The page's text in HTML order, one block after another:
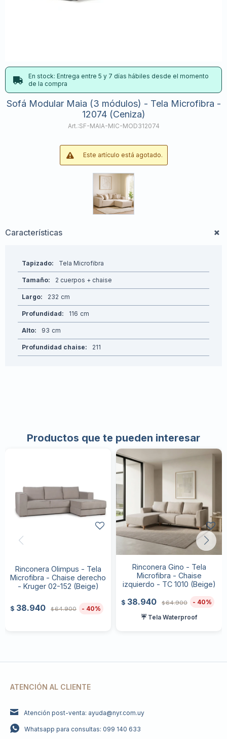
En stock: Entrega entre 5 y 7 días hábiles desde el momento
de la compra
Sofá Modular Maia (3 módulos) - Tela Microfibra -
12074 (Ceniza)
SF-MAIA-MIC-MOD312074
Este artículo está agotado.
Características
Tapizado Tela Microfibra
Tamaño 2 cuerpos + chaise
Largo 232
Profundidad 116
Alto 93
Profundidad chaise 211
Productos que te pueden interesar
Rinconera Olimpus - Tela
Microfibra - Chaise derecho
- Kruger 02-152 (Beige)
$ 38.940 $64.900 40
Rinconera Gino - Tela
Microfibra - Chaise
izquierdo - TC 1010 (Beige)
$ 38.940 $64.900
40
☔ Tela Waterproof
ATENCIÓN AL CLIENTE
Atención post-venta: ayuda@nyr.com.uy
Whatsapp para consultas: 099 140 633